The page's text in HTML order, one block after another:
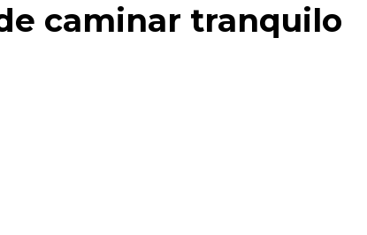
caminar tranquilo